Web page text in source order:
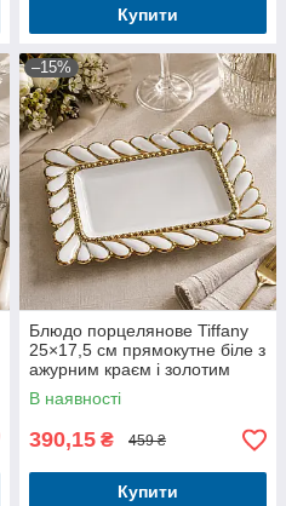
Купити
–15%
Блюдо порцелянове Tiffany
25×17,5 см прямокутне біле з
ажурним краєм і золотим
декором
В наявності
390,15 ₴ 459 ₴
Купити